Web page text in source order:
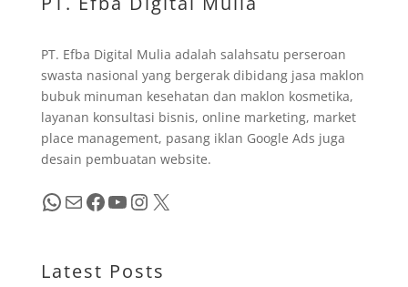
PT. Efba Digital Mulia adalah salahsatu perseroan
swasta nasional yang bergerak dibidang jasa maklon
bubuk minuman kesehatan dan maklon kosmetika,
layanan konsultasi bisnis, online marketing, market
place management, pasang iklan Google Ads juga
desain pembuatan website.
WhatsApp Mail Facebook YouTube InstagramX
Latest Posts